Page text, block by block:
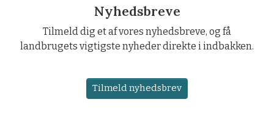
Nyhedsbreve
Tilmeld dig et af vores nyhedsbreve, og få
landbrugets vigtigste nyheder direkte i indbakken.
Tilmeld nyhedsbrev